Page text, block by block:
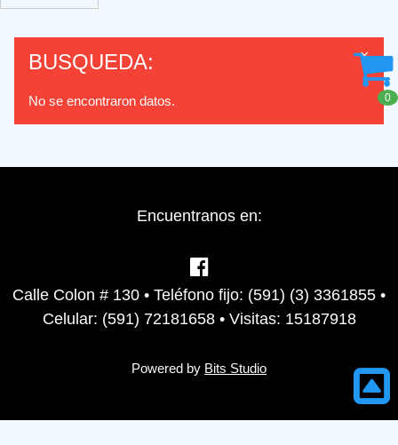
×
BUSQUEDA:
No se encontraron datos. 0
Encuentranos en:
Calle Colon # 130 • Teléfono fijo: (591) (3) 3361855 •
Celular: (591) 72181658 • Visitas: 15187918
Powered by Bits Studio